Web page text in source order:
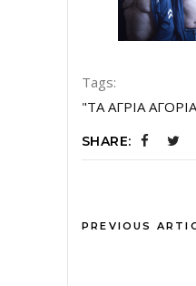
Tags:
"ΤΑ ΑΓΡΙΑ
SHARE:
PREVIOUS